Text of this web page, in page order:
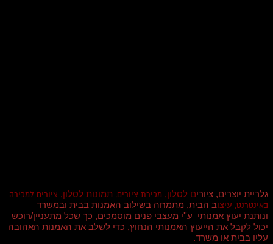
גלריית יוצרים, ציורים לסלון, מכירת ציורים, תמונות לסלון, ציורים למכירה
באינטרנט, עיצוב הבית, מתמחה בשילוב האמנות בבית ובמשרד
ונותנת יעוץ אמנותי ע''י מעצבי פנים מוסמכים, כך שכל מתעניין/רוכש
יכול לקבל את הייעוץ האמנותי הנחוץ, כדי לשלב את האמנות האהובה
עליו בבית או משרד.